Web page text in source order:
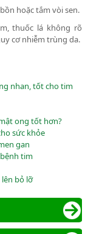
hoặc tắm vòi sen.
thuốc lá không rõ
cơ nhiễm trùng da.
nhan, tốt cho tim
ong tốt hơn?
sức khỏe
gan
tim
bỏ lỡ